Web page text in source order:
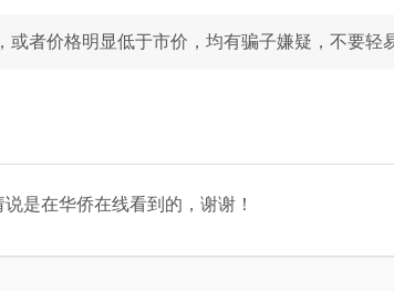
或者价格明显低于市价，均有骗子嫌疑，不要轻
是在华侨在线看到的，谢谢！